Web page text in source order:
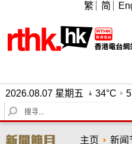
繁 简
2026.08.07 星期五 34°C
S
e
主页 新闻